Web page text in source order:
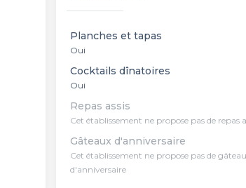
Planches et tapas
Oui
Cocktails dînatoires
Oui
Repas assis
Cet établissement ne propose pas de repas
Gâteaux d'anniversaire
Cet établissement ne propose pas de
d'anniversaire